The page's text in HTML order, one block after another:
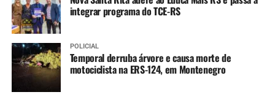
integrar programa do TCE-RS
POLICIAL
Temporal derruba árvore e causa morte de
motociclista na ERS-124, em Montenegro